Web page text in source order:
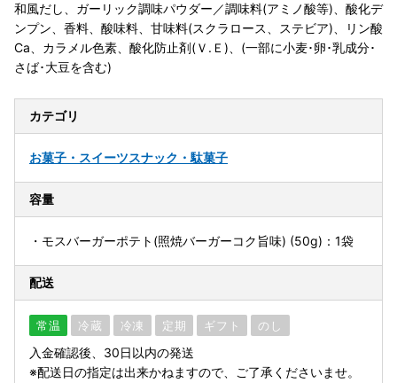
和風だし、ガーリック調味パウダー／調味料(アミノ酸等)、酸化デ
ンプン、香料、酸味料、甘味料(スクラロース、ステビア)、リン酸
Ca、カラメル色素、酸化防止剤(Ｖ.Ｅ)、(一部に小麦･卵･乳成分･
さば･大豆を含む)
カテゴリ
お菓子・スイーツスナック・駄菓子
容量
・モスバーガーポテト(照焼バーガーコク旨味) (50g)：1袋
配送
常温 冷蔵 冷凍 定期 ギフト のし
入金確認後、30日以内の発送
※配送日の指定は出来かねますので、ご了承くださいませ。